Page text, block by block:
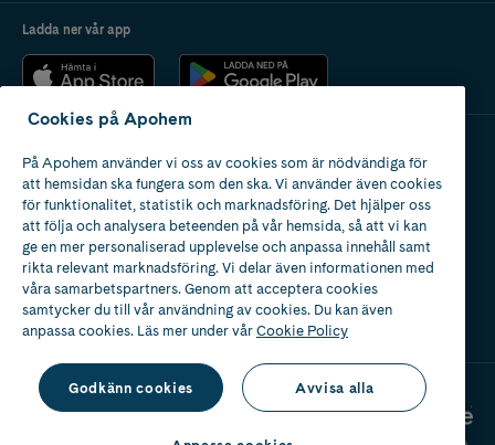
Ladda ner vår app
Apotek med tillstånd
av Läkemedelsverket
Cookies på Apohem
På Apohem använder vi oss av cookies som är nödvändiga för
att hemsidan ska fungera som den ska. Vi använder även cookies
för funktionalitet, statistik och marknadsföring. Det hjälper oss
att följa och analysera beteenden på vår hemsida, så att vi kan
ge en mer personaliserad upplevelse och anpassa innehåll samt
rikta relevant marknadsföring. Vi delar även informationen med
våra samarbetspartners. Genom att acceptera cookies
samtycker du till vår användning av cookies. Du kan även
anpassa cookies. Läs mer under vårCookie Policy
Godkänn cookies Avvisa alla